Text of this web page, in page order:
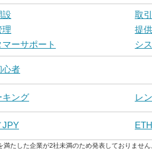
設 取
理
提
マーサポート
シ
心者
キング レ
JPY
たした企業が2社未満のため発表しておりません